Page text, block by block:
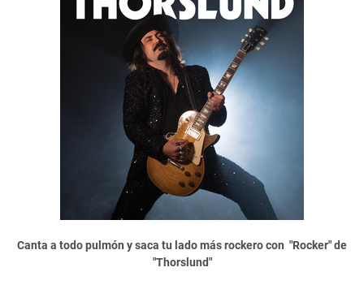
Canta a todo pulmón y saca tu lado más rockero con "Rocker" de
"Thorslund"